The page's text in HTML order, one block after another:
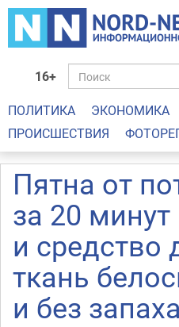
16+
ПОЛИТИКА ЭКОНОМИКА
ПРОИСШЕСТВИЯ
Пятна от
за 20
и средство
ткань
и без запаха